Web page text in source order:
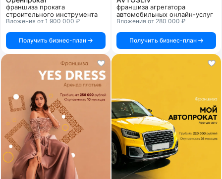
франшиза проката
строительного инструмента
Вложения от 1 900 000 ₽
Получить бизнес-план
франшиза агрегатора
автомобильных онлайн-услуг
Вложения от 280 000 ₽
Получить бизнес-план